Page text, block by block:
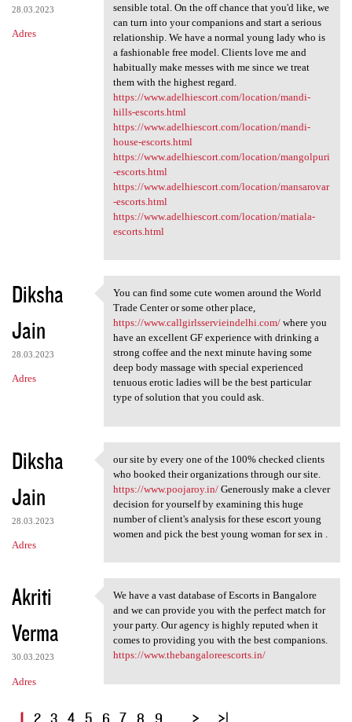
28.03.2023
Adres
sensible total. On the off chance that you'd like, we
can turn into your companions and start a serious
relationship. We have a normal young lady who is
a fashionable free model. Clients love me and
habitually make messes with me since we treat
them with the highest regard.
https://www.adelhiescort.com/location/mandi-
hills-escorts.html
https://www.adelhiescort.com/location/mandi-
house-escorts.html
https://www.adelhiescort.com/location/mangolpuri
-escorts.html
https://www.adelhiescort.com/location/mansarovar
-escorts.html
https://www.adelhiescort.com/location/matiala-
escorts.html
Diksha
Jain
28.03.2023
Adres
You can find some cute women
You can find some cute women around the World
Trade Center or some other place,
https://www.callgirlsservieindelhi.com/where you
have an excellent GF experience with drinking a
strong coffee and the next minute having some
deep body massage with special experienced
tenuous erotic ladies will be the best particular
type of solution that you could ask.
Diksha
Jain
28.03.2023
Adres
our site by every one of the
our site by every one of the 100% checked clients
who booked their organizations through our site.
https://www.poojaroy.in/Generously make a clever
decision for yourself by examining this huge
number of client's analysis for these escort young
women and pick the best young woman for sex in .
Akriti
Verma
30.03.2023
Adres
We have a vast database of
We have a vast database of Escorts in Bangalore
and we can provide you with the perfect match for
your party. Our agency is highly reputed when it
comes to providing you with the best companions.
https://www.thebangaloreescorts.in/
S1 2 3 4 5 6 7 8 9